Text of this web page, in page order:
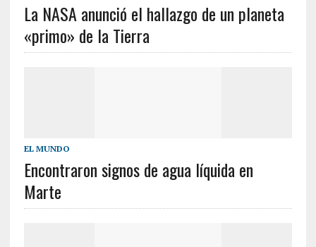
La NASA anunció el hallazgo de un planeta
«primo» de la Tierra
EL MUNDO
Encontraron signos de agua líquida en
Marte